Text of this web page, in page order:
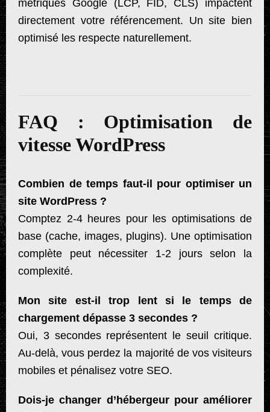
métriques Google (LCP, FID, CLS) impactent
directement votre référencement. Un site bien
optimisé les respecte naturellement.
FAQ : Optimisation de
vitesse WordPress
Combien de temps faut-il pour optimiser un
site WordPress ?
Comptez 2-4 heures pour les optimisations de
base (cache, images, plugins). Une optimisation
complète peut nécessiter 1-2 jours selon la
complexité.
Mon site est-il trop lent si le temps de
chargement dépasse 3 secondes ?
Oui, 3 secondes représentent le seuil critique.
Au-delà, vous perdez la majorité de vos visiteurs
mobiles et pénalisez votre SEO.
Dois-je changer d’hébergeur pour améliorer